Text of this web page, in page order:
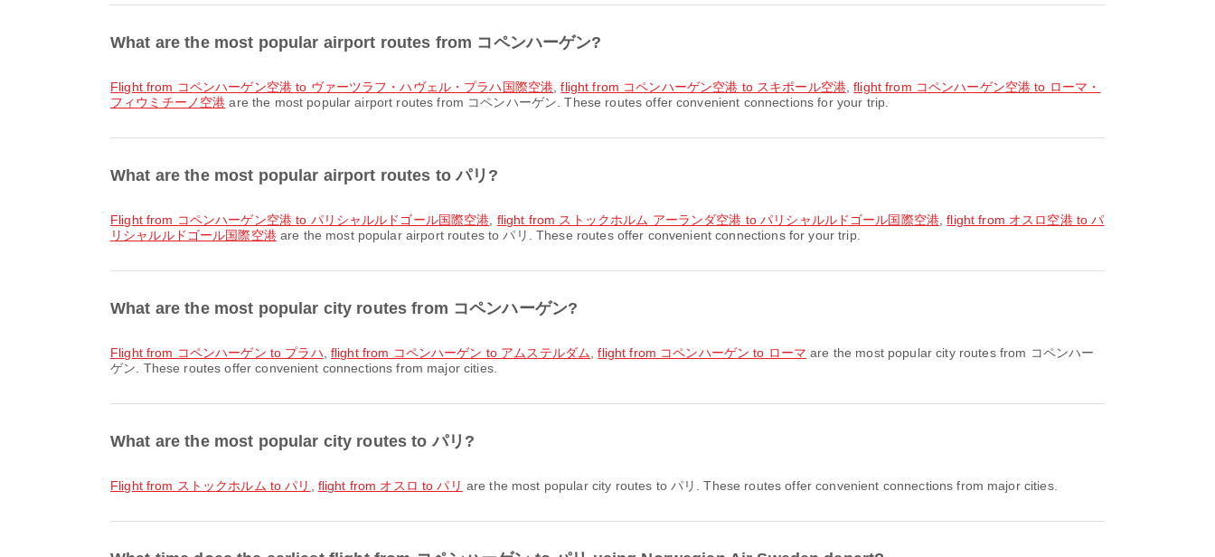
What are the most popular airport routes from コペンハーゲン?
flight from コペンハーゲン空港 to ヴァーツラフ・ハヴェル・プラハ国際空港 ,flight from コペンハーゲン空港 to スキポール空港,flight from コペンハーゲン空港 to ローマ・
フィウミチーノ空港 are the most popular airport routes from コペンハーゲン. These routes offer convenient connections for your trip.
What are the most popular airport routes to パリ?
flight from コペンハーゲン空港 to パリシャルルドゴール国際空港 flight from ストックホルム アーランダ空港 to パリシャルルドゴール国際空港 ,flight from オスロ空港 to パ
リシャルルドゴール国際空港are the most popular airport routes to パリ. These routes offer convenient connections for your trip.
What are the most popular city routes from コペンハーゲン?
flight from コペンハーゲン to プラハ flight from コペンハーゲン to アムステルダム ,flight from コペンハーゲン to ローマ are the most popular city routes from コペンハー
ゲン. These routes offer convenient connections from major cities.
What are the most popular city routes to パリ?
flight from ストックホルム to パリ flight from オスロ to パリ are the most popular city routes to パリ. These routes offer convenient connections from major cities.